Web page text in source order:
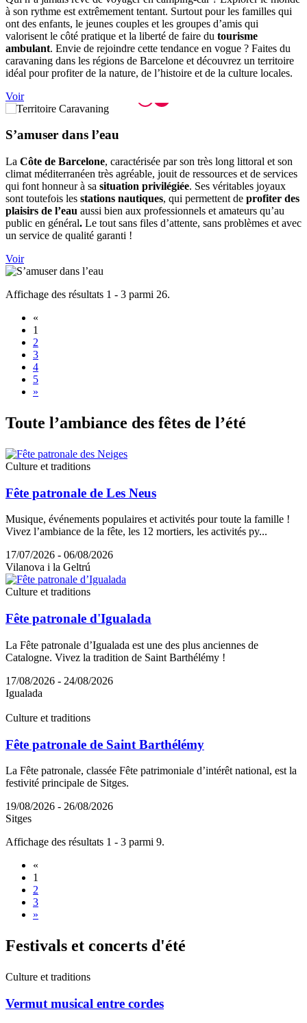
à son rythme est extrêmement tentant. Surtout pour les familles qui
ont des enfants, le jeunes couples et les groupes d’amis qui
valorisent le côté pratique et la liberté de faire du tourisme
ambulant. Envie de rejoindre cette tendance en vogue ? Faites du
caravaning dans les régions de Barcelone et découvrez un territoire
idéal pour profiter de la nature, de l’histoire et de la culture locales.
Voir
S’amuser dans l’eau
La Côte de Barcelone, caractérisée par son très long littoral et son
climat méditerranéen très agréable, jouit de ressources et de services
qui font honneur à sa situation privilégiée. Ses véritables joyaux
sont toutefois les stations nautiques, qui permettent de profiter des
plaisirs de l’eau aussi bien aux professionnels et amateurs qu’au
public en général. Le tout sans files d’attente, sans problèmes et avec
un service de qualité garanti !
Voir
Affichage des résultats 1 - 3 parmi 26.
«
1
2
3
4
5
»
Toute l’ambiance des fêtes de l’été
Culture et traditions
Fête patronale de Les Neus
Musique, événements populaires et activités pour toute la famille !
Vivez l’ambiance de la fête, les 12 mortiers, les activités py...
17/07/2026 - 06/08/2026
Vilanova i la Geltrú
Culture et traditions
Fête patronale d'Igualada
La Fête patronale d’Igualada est une des plus anciennes de
Catalogne. Vivez la tradition de Saint Barthélémy !
17/08/2026 - 24/08/2026
Igualada
Culture et traditions
Fête patronale de Saint Barthélémy
La Fête patronale, classée Fête patrimoniale d’intérêt national, est la
festivité principale de Sitges.
19/08/2026 - 26/08/2026
Sitges
Affichage des résultats 1 - 3 parmi 9.
«
1
2
3
»
Festivals et concerts d'été
Culture et traditions
Vermut musical entre cordes